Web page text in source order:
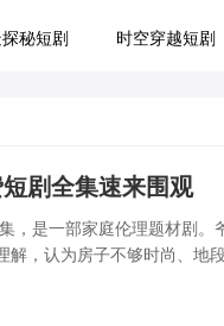
秘短剧 时空穿越短剧
剧全集速来围观
，是一部家庭伦理题材剧
，认为房子不够时尚、地